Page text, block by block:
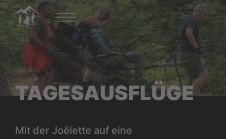
TAGESAUSFLÜGE
Mit der Joëlette auf eine